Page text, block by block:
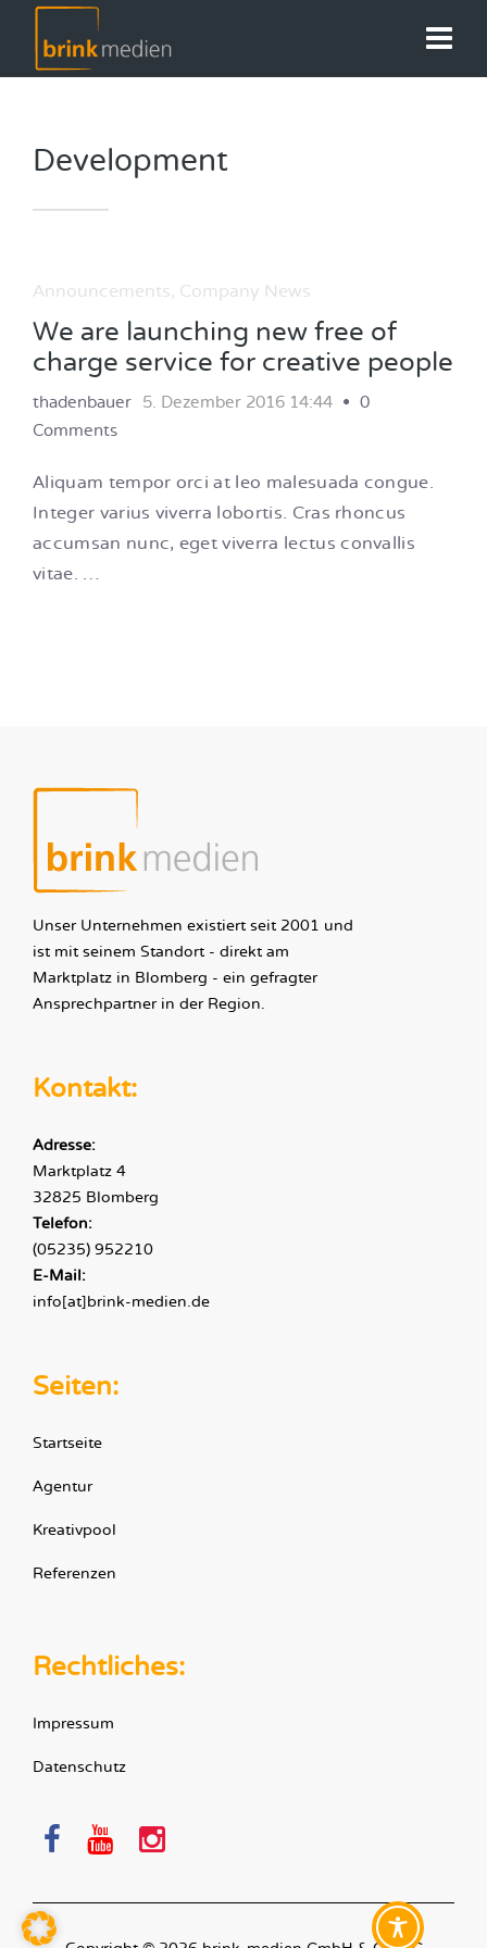
Development
Announcements, Company News
We are launching new free of
charge service for creative people
thadenbauer 5. Dezember 2016 14:44
0
Comments
Aliquam tempor orci at leo malesuada congue.
Integer varius viverra lobortis. Cras rhoncus
accumsan nunc, eget viverra lectus convallis
vitae. …
Unser Unternehmen existiert seit 2001 und
ist mit seinem Standort - direkt am
Marktplatz in Blomberg - ein gefragter
Ansprechpartner in der Region.
Kontakt:
Adresse:
Marktplatz 4
32825 Blomberg
Telefon:
(05235) 952210
E-Mail:
info[at]brink-medien.de
Seiten:
Startseite
Agentur
Kreativpool
Referenzen
Rechtliches:
Impressum
Datenschutz